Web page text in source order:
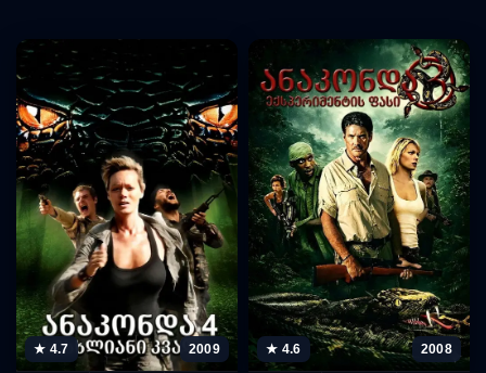
★ 4.7 2009 ★ 4.6 2008